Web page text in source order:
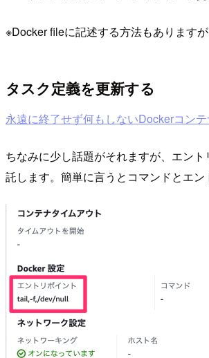
※Docker fileに記述する方法もあります
タスク定義を更新する
永遠に終了せず何もしないDockerコン
ちなみに少し話題がそれますが、エン
託します。簡単に言うとコマンドとエ